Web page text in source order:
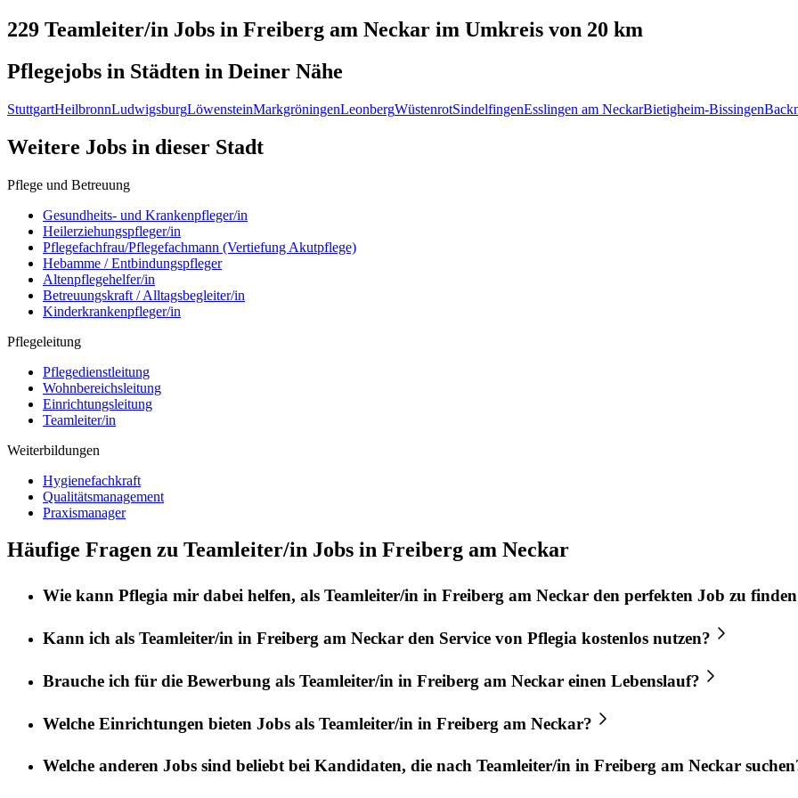
229 Teamleiter/in Jobs in Freiberg am Neckar im Umkreis von 20 km
Pflegejobs in Städten in Deiner Nähe
StuttgartHeilbronnLudwigsburgLöwensteinMarkgröningenLeonbergWüstenrotSindelfingenEsslingen am NeckarBietigheim-Bissingen
Weitere Jobs in dieser Stadt
Pflege und Betreuung
Gesundheits- und Krankenpfleger/in
Heilerziehungspfleger/in
Pflegefachfrau/Pflegefachmann (Vertiefung Akutpflege)
Hebamme / Entbindungspfleger
Altenpflegehelfer/in
Betreuungskraft / Alltagsbegleiter/in
Kinderkrankenpfleger/in
Pflegeleitung
Pflegedienstleitung
Wohnbereichsleitung
Einrichtungsleitung
Teamleiter/in
Weiterbildungen
Hygienefachkraft
Qualitätsmanagement
Praxismanager
Häufige Fragen zu Teamleiter/in Jobs in Freiberg am Neckar
Wie kann Pflegia mir dabei helfen, als Teamleiter/in in Freiberg am Neckar den perfekten Job zu
Kann ich als Teamleiter/in in Freiberg am Neckar den Service von Pflegia kostenlos nutzen?
Brauche ich für die Bewerbung als Teamleiter/in in Freiberg am Neckar einen Lebenslauf?
Welche Einrichtungen bieten Jobs als Teamleiter/in in Freiberg am Neckar?
Welche anderen Jobs sind beliebt bei Kandidaten, die nach Teamleiter/in in Freiberg am Neckar